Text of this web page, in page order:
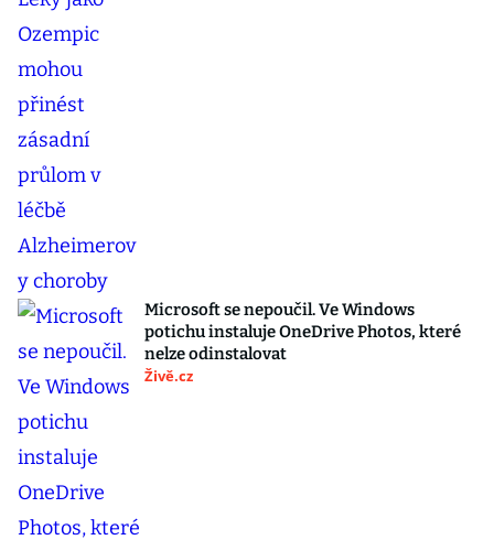
Microsoft se nepoučil. Ve Windows
potichu instaluje OneDrive Photos, které
nelze odinstalovat
Živě.cz